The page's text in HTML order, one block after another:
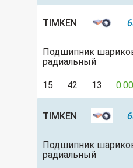
TIMKEN
Подшипник
радиальный
15 42 13
TIMKEN
Подшипник
радиальный